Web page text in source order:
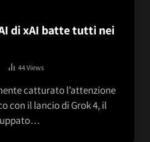
di xAI batte tutti nei
44Views
catturato l’attenzione
con il lancio di Grok 4, il